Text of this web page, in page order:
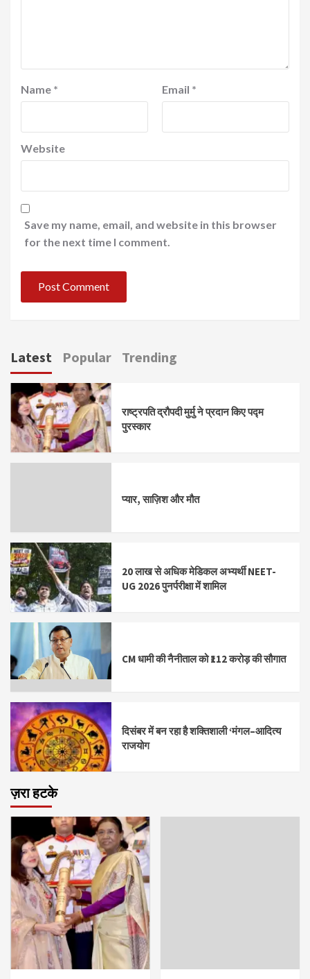
Name * Email *
Website
Save my name, email, and website in this browser
for the next time I comment.
Latest Popular Trending
राष्ट्रपति द्रौपदी मुर्मु ने प्रदान किए पद्म
पुरस्कार
प्यार, साज़िश और मौत
20 लाख से अधिक मेडिकल अभ्यर्थी NEET-
UG 2026 पुनर्परीक्षा में शामिल
CM धामी की नैनीताल को ₹112 करोड़ की सौगात
दिसंबर में बन रहा है शक्तिशाली ‘मंगल–आदित्य
राजयोग
ज़रा हटके